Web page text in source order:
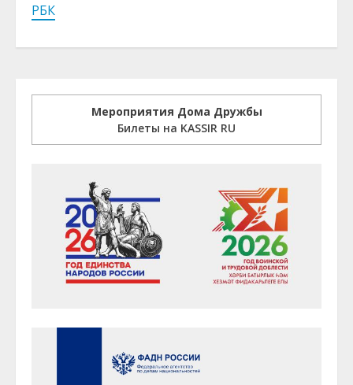
РБК
Мероприятия Дома Дружбы
Билеты на KASSIR RU